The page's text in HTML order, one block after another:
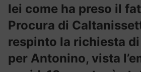
lei come ha preso il
Procura di
respinto la richiesta
per Antonino, vista